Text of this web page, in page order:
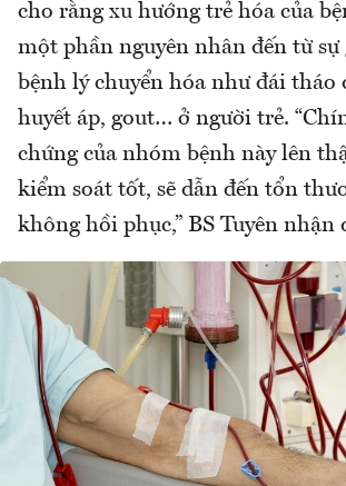
cho rằng xu hướng trẻ hóa của
một phần nguyên nhân đến từ sự
bệnh lý chuyển hóa như đái tháo
huyết áp, gout… ở người trẻ.
chứng của nhóm bệnh này lên
kiểm soát tốt, sẽ dẫn đến tổn
không hồi phục,” BS Tuyên nhận